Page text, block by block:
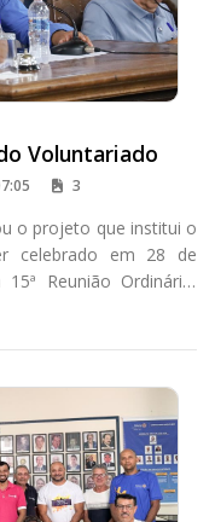
Voluntariado
3
o projeto que institui o
celebrado em 28 de
Reunião Ordinária,